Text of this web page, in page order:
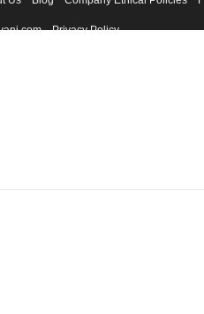
Privacy Policy